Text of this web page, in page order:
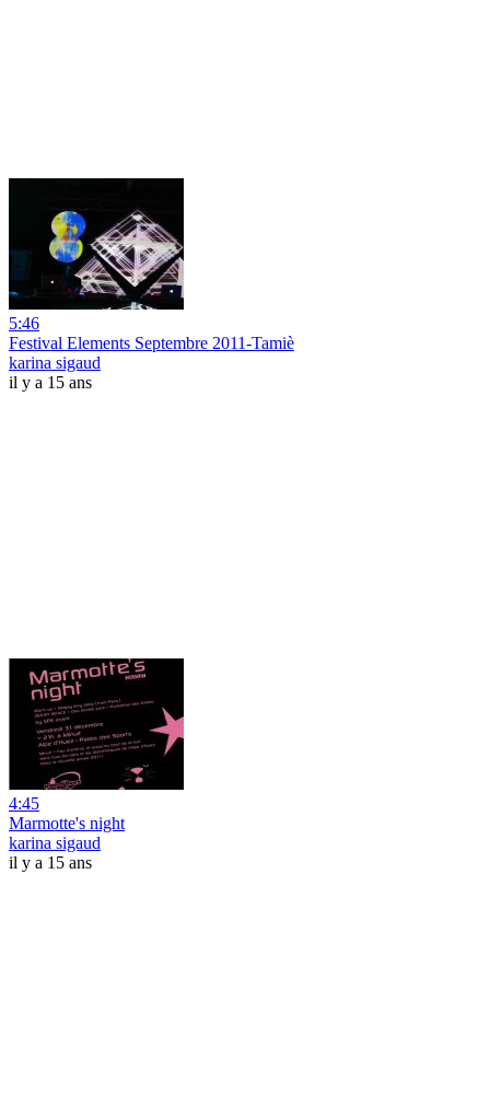
5:46
Festival Elements Septembre 2011-Tamiè
karina sigaud
il y a 15 ans
4:45
Marmotte's night
karina sigaud
il y a 15 ans